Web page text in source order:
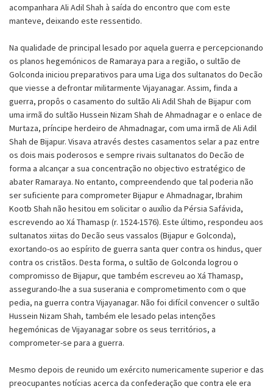
acompanhara Ali Adil Shah à saída do encontro que com este
manteve, deixando este ressentido.
Na qualidade de principal lesado por aquela guerra e percepcionando
os planos hegemónicos de Ramaraya para a região, o sultão de
Golconda iniciou preparativos para uma Liga dos sultanatos do Decão
que viesse a defrontar militarmente Vijayanagar. Assim, finda a
guerra, propôs o casamento do sultão Ali Adil Shah de Bijapur com
uma irmã do sultão Hussein Nizam Shah de Ahmadnagar e o enlace de
Murtaza, príncipe herdeiro de Ahmadnagar, com uma irmã de Ali Adil
Shah de Bijapur. Visava através destes casamentos selar a paz entre
os dois mais poderosos e sempre rivais sultanatos do Decão de
forma a alcançar a sua concentração no objectivo estratégico de
abater Ramaraya. No entanto, compreendendo que tal poderia não
ser suficiente para comprometer Bijapur e Ahmadnagar, Ibrahim
Kootb Shah não hesitou em solicitar o auxílio da Pérsia Safávida,
escrevendo ao Xá Thamasp (r. 1524-1576). Este último, respondeu aos
sultanatos xiitas do Decão seus vassalos (Bijapur e Golconda),
exortando-os ao espírito de guerra santa quer contra os hindus, quer
contra os cristãos. Desta forma, o sultão de Golconda logrou o
compromisso de Bijapur, que também escreveu ao Xá Thamasp,
assegurando-lhe a sua suserania e comprometimento com o que
pedia, na guerra contra Vijayanagar. Não foi difícil convencer o sultão
Hussein Nizam Shah, também ele lesado pelas intenções
hegemónicas de Vijayanagar sobre os seus territórios, a
comprometer-se para a guerra.
Mesmo depois de reunido um exército numericamente superior e das
preocupantes notícias acerca da confederação que contra ele era